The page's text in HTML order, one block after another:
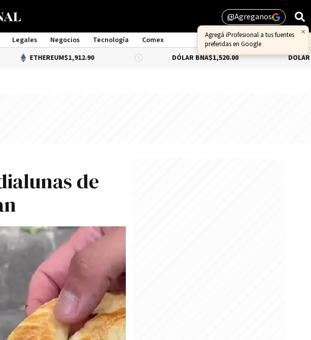
library_addAgreganos
×
Agregá iProfesional a tus fuentes
preferidas en Google
Legales Negocios Tecnología
Comex
ETHEREUM$1,912.90 DÓLAR BNA$1,520.00 DÓLAR BLUE-
de